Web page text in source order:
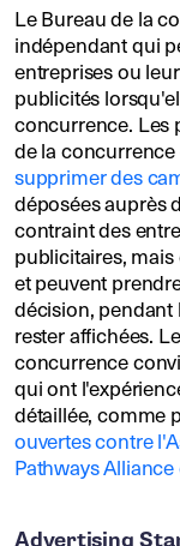
Le Bureau de la
indépendant qui
entreprises ou
publicités
concurrence. Les
de la
supprimer des
déposées auprès
contraint des
publicitaires,
et peuvent
décision, pendant
rester affichées.
concurrence
qui ont
détaillée, comme
ouvertes contre
Pathways
Advertising